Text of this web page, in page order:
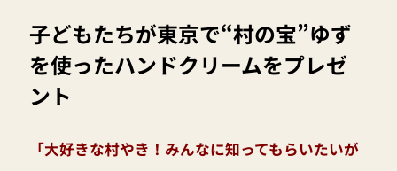
子どもたちが東京で“村の宝”ゆず
を使ったハンドクリームをプレゼ
ント
「大好きな村やき！みんなに知ってもらいたいが